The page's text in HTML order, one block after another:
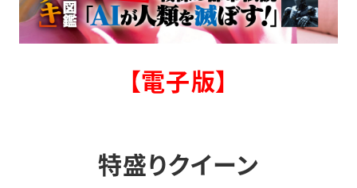
【電子版】
特盛りクイーン